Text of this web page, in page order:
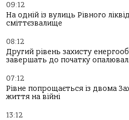
09:12
На одній із вулиць Рівного
сміттєзвалище
08:12
Другий рівень захисту
завершать до початку
07:12
Рівне попрощається із двома
життя на війні
13:12